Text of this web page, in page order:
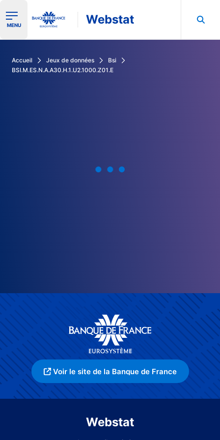
Ouvrir le menu de navigation
MENU Webstat
Accueil Jeux de données
Bsi
BSI.M.ES.N.A.A30.H.1.U2.1000.Z01.E
Voir le site de la Banque de France
Webstat